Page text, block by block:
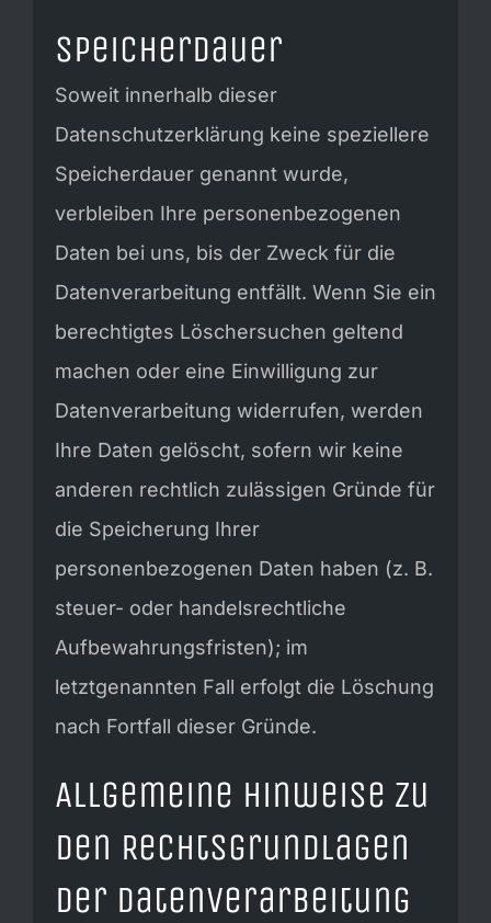
Speicherdauer
Soweit innerhalb dieser
Datenschutzerklärung keine speziellere
Speicherdauer genannt wurde,
verbleiben Ihre personenbezogenen
Daten bei uns, bis der Zweck für die
Datenverarbeitung entfällt. Wenn Sie ein
berechtigtes Löschersuchen geltend
machen oder eine Einwilligung zur
Datenverarbeitung widerrufen, werden
Ihre Daten gelöscht, sofern wir keine
anderen rechtlich zulässigen Gründe für
die Speicherung Ihrer
personenbezogenen Daten haben (z. B.
steuer- oder handelsrechtliche
Aufbewahrungsfristen); im
letztgenannten Fall erfolgt die Löschung
nach Fortfall dieser Gründe.
Allgemeine Hinweise zu
den Rechtsgrundlagen
der Datenverarbeitung